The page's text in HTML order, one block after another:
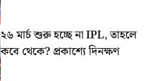
২৬ মার্চ শুরু হচ্ছে না IPL, তাহলে
কবে থেকে? প্রকাশ্যে দিনক্ষণ